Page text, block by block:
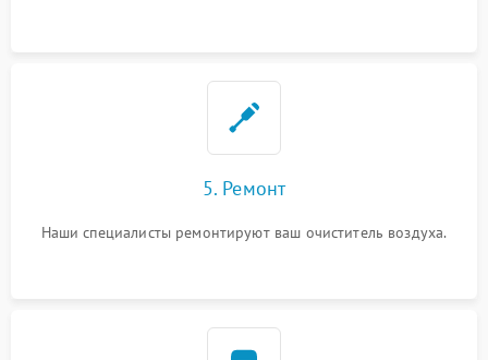
5. Ремонт
Наши специалисты ремонтируют ваш очиститель воздуха.